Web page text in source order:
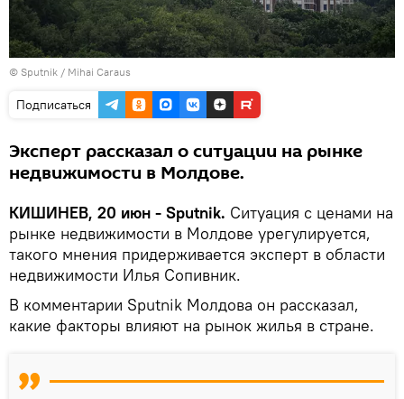
© Sputnik / Mihai Caraus
Подписаться
Эксперт рассказал о ситуации на рынке
недвижимости в Молдове.
КИШИНЕВ, 20 июн - Sputnik. Ситуация с ценами на
рынке недвижимости в Молдове урегулируется,
такого мнения придерживается эксперт в области
недвижимости Илья Сопивник.
В комментарии Sputnik Молдова он рассказал,
какие факторы влияют на рынок жилья в стране.